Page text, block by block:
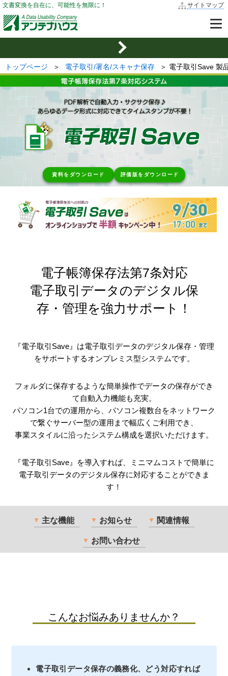
文書変換を自在に、可能性を無限に！ サイトマップ
トップページ ＞ 電子取引/署名/スキャナ保存 ＞ 電子取引Save 製
資料をダウンロード 評価版をダウンロード
電子帳簿保存法第7条対応
電子取引データのデジタル保
存・管理を強力サポート！
『電子取引Save』は電子取引データのデジタル保存・管理
をサポートするオンプレミス型システムです。
フォルダに保存するような簡単操作でデータの保存ができ
て自動入力機能も充実。
パソコン1台での運用から、パソコン複数台をネットワーク
で繋ぐサーバー型の運用まで幅広くご利用でき、
事業スタイルに沿ったシステム構成を選択いただけます。
『電子取引Save』を導入すれば、ミニマムコストで簡単に
電子取引データのデジタル保存に対応することができま
す！
主な機能 お知らせ 関連情報
お問い合わせ
こんなお悩みありませんか？
電子取引データ保存の義務化、どう対応すれば